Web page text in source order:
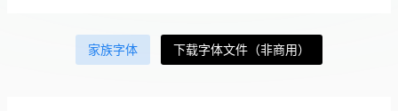
家族字体 下载字体文件（非商用）